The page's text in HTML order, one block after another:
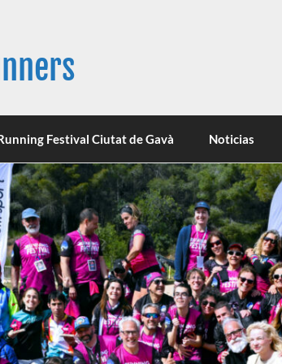
Festival Ciutat de Gavà Noticias